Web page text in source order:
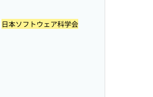
日本ソフトウェア科学会